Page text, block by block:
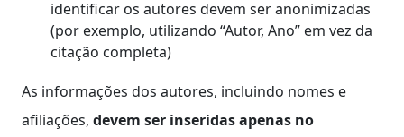
identificar os autores devem ser anonimizadas
(por exemplo, utilizando “Autor, Ano” em vez da
citação completa)
As informações dos autores, incluindo nomes e
afiliações, devem ser inseridas apenas no